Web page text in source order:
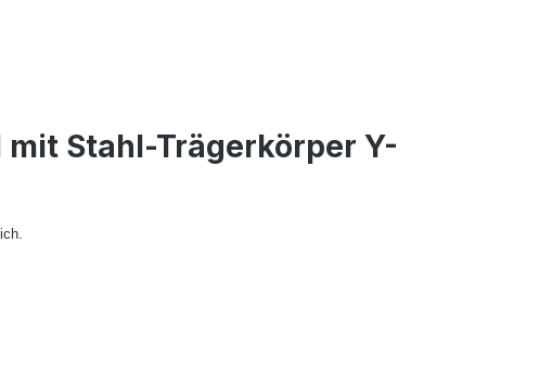
Stahl-Trägerkörper Y-